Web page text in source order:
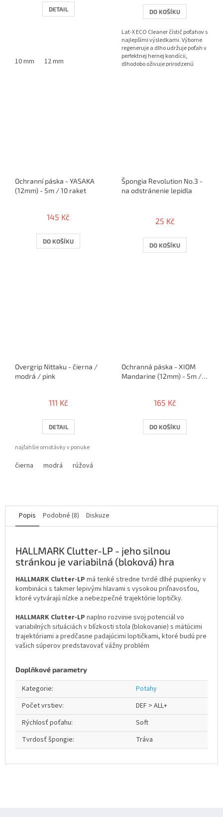
DETAIL
10 mm 12 mm
DO KOŠÍKU
Lat-X ECO Cleaner čístič poťahov s
najlepšími výsledkami. Výborne
regeneruje a dlho udržuje poťah v
perfektnej hernej kondícii,
dlhodobo oživuje prirodzenú
Ochranní páska - YASAKA
(12mm) - 5m / 10 raket
145 Kč
DO KOŠÍKU
Špongia Revolution No.3 -
na odstránenie lepidla
produktu
5,0
z
25 Kč
DO KOŠÍKU
Overgrip Nittaku - čierna /
modrá / pink
111 Kč
DETAIL
najľahšie omotávky v ponuke
čierna modrá rúžová
Ochranná páska - XIOM
Mandarine (12mm) - 5m /
165 Kč
DO KOŠÍKU
Popis Podobné (8) Diskuze
HALLMARK Clutter-LP - jeho silnou
stránkou je variabilná (bloková) hra
HALLMARK Clutter-LP má tenké stredne tvrdé dlhé pupienky v
kombinácii s takmer lepivými hlavami s vysokou priľnavosťou,
ktoré vytvárajú nízke a nebezpečné trajektórie loptičky.
HALLMARK Clutter-LP naplno rozvinie svoj potenciál vo
variabilných situáciách v blízkosti stola (blokovanie) s mätúcimi
trajektóriami a predčasne padajúcimi loptičkami, ktoré budú pre
vašich súperov predstavovať vážny problém
Doplňkové parametry
Kategorie:
Potahy
Počet vrstiev:
DEF > ALL+
Rýchlosť poťahu:
Soft
Tvrdosť špongie: Tráva